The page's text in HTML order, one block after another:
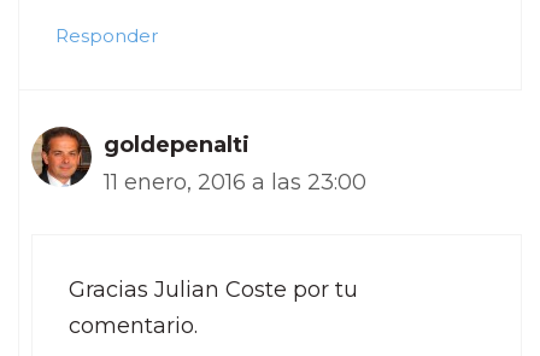
Responder
goldepenalti
11 enero, 2016 a las 23:00
Gracias Julian Coste por tu
comentario.